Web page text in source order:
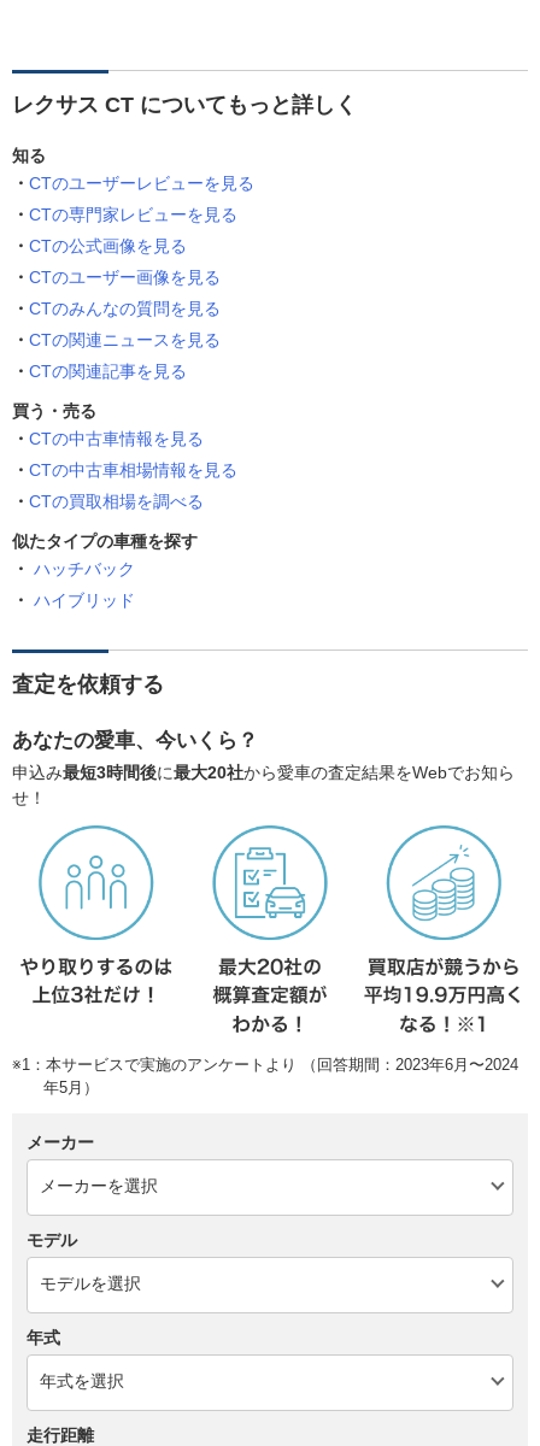
レクサス CT についてもっと詳しく
知る
CTのユーザーレビューを見る
CTの専門家レビューを見る
CTの公式画像を見る
CTのユーザー画像を見る
CTのみんなの質問を見る
CTの関連ニュースを見る
CTの関連記事を見る
買う・売る
CTの中古車情報を見る
CTの中古車相場情報を見る
CTの買取相場を調べる
似たタイプの車種を探す
ハッチバック
ハイブリッド
査定を依頼する
あなたの愛車、今いくら？
申込み最短3時間後に最大20社から愛車の査定結果をWebでお知ら
せ！
※1：本サービスで実施のアンケートより （回答期間：2023年6月〜2024
年5月）
メーカー
モデル
年式
走行距離